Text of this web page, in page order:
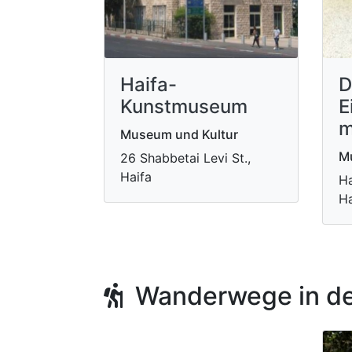
Haifa-
Kunstmuseum
Museum und Kultur
26 Shabbetai Levi St.,
Haifa
Wanderwege in